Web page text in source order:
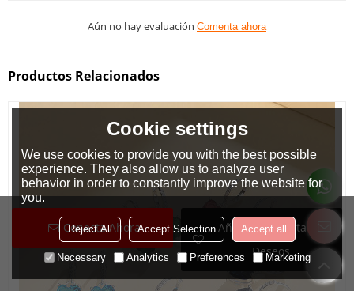
Conecta Ahora
Añadir A La Lista De
Deseos
Aún no hay evaluación Comenta ahora
Productos Relacionados
Cookie settings
We use cookies to provide you with the best possible
experience. They also allow us to analyze user
behavior in order to constantly improve the website for
you.
Reject All Accept Selection Accept all
Necessary Analytics Preferences Marketing